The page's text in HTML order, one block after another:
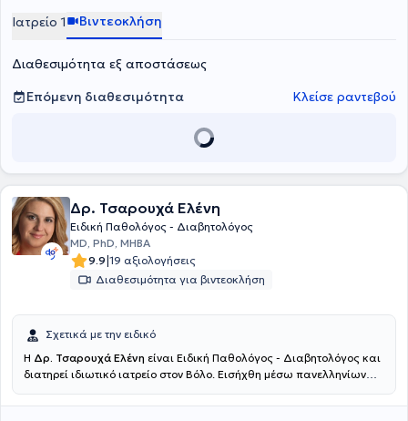
Ιατρείο 1 Βιντεοκλήση
Διαθεσιμότητα εξ αποστάσεως
Επόμενη διαθεσιμότητα
Κλείσε ραντεβού
Δρ. Τσαρουχά Ελένη
Ειδική Παθολόγος - Διαβητολόγος
MD, PhD, MHBA
9.9|19 αξιολογήσεις
Διαθεσιμότητα για βιντεοκλήση
Σχετικά με την ειδικό
Η Δρ. Τσαρουχά Ελένη είναι Ειδική Παθολόγος - Διαβητολόγος και
διατηρεί ιδιωτικό ιατρείο στον Βόλο. Εισήχθη μέσω πανελληνίων
Πανεπιστημίου Αθηνών, από την οποία αποφοίτησε μετά από την